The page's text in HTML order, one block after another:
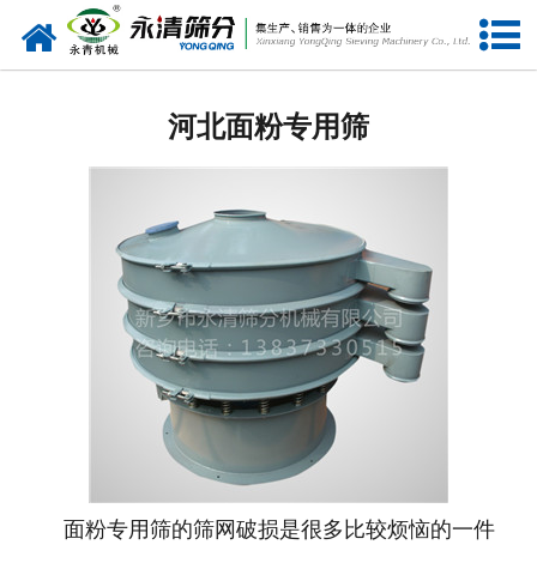
网站首页
河北振动电机
河北输送设备
河北振动平台
河北仓壁振动器
河北筛机配件
河北面粉专用筛
面粉专用筛的筛网破损是很多比较烦恼的一件